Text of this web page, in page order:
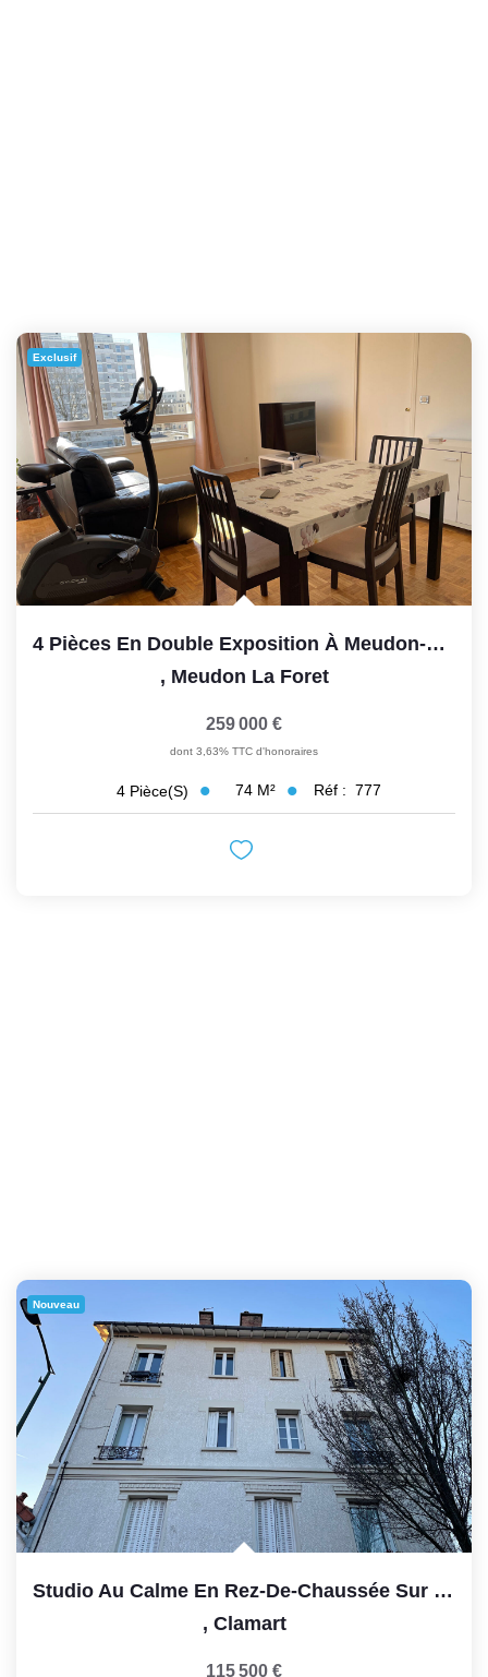
Exclusif
4 Pièces En Double Exposition À Meudon-La-Forêt (92360) ,...
, Meudon La Foret
259 000 €
dont 3,63% TTC d'honoraires
4 Pièce(s) 74 M² Réf : 777
Nouveau
Studio Au Calme En Rez-De-Chaussée Sur Cour D'une...
, Clamart
115 500 €